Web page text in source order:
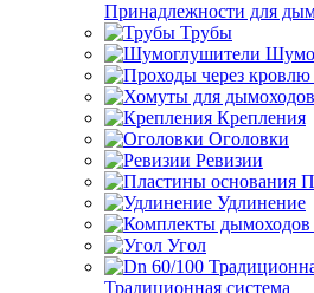
Принадлежности для
Трубы
Крепления
Оголовки
Ревизии
Удлинение
Угол
Традиционная система